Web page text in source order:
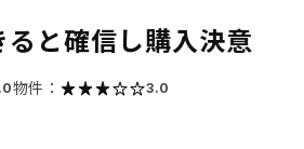
と確信し購入決意
物件： 3.0